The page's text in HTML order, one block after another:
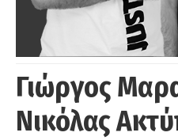
Γιώργος
Νικόλας